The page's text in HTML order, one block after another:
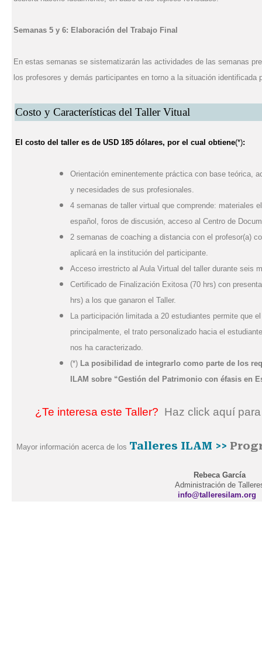
Semanas 5 y 6: Elaboración del Trabajo Final
En estas semanas se sistematizarán las actividades de las semanas
los profesores y demás participantes en torno a la situación identificada
Costo y Características del Taller Vitual
El costo del taller es de USD 185 dólares, por el cual obtiene(*):
Orientación eminentemente práctica con base teórica,
y necesidades de sus profesionales.
4 semanas de taller virtual que comprende: materiales
español, foros de discusión, acceso al Centro de
2 semanas de coaching a distancia con el profesor(a)
aplicará en la institución del participante.
Acceso irrestricto al Aula Virtual del taller durante seis
Certificado de Finalización Exitosa (70 hrs) con
hrs) a los que ganaron el Taller.
La participación limitada a 20 estudiantes permite que
principalmente, el trato personalizado hacia el
nos ha caracterizado.
(*) La posibilidad de integrarlo como parte de los
ILAM sobre “Gestión del Patrimonio con éfasis en
¿Te interesa este Taller? Haz click aquí
Mayor información acerca de los Talleres ILAM >>
Rebeca García
Administración de
info@talleresilam.org